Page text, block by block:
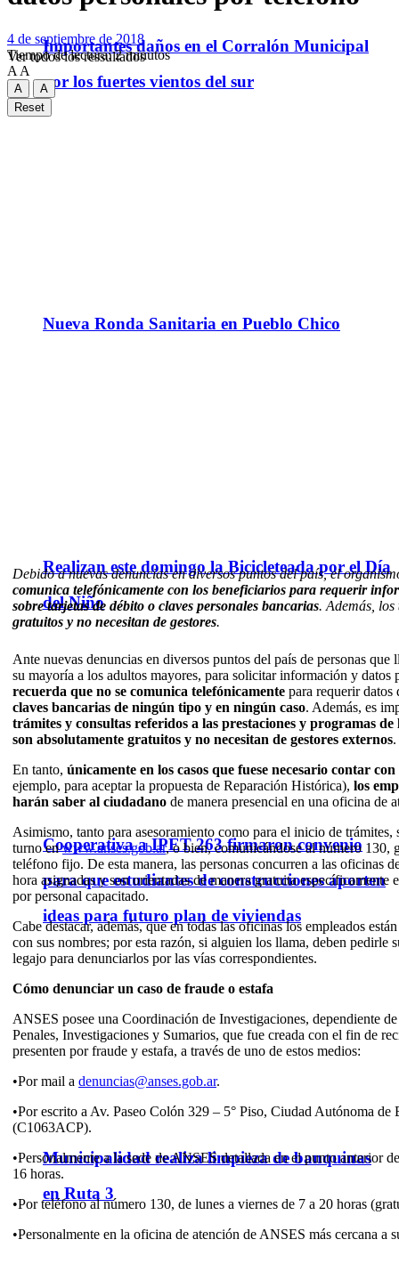
Importantes daños en el Corralón Municipal
por los fuertes vientos del sur
Nueva Ronda Sanitaria en Pueblo Chico
Realizan este domingo la Bicicleteada por el Día
del Niño
Cooperativa a IPET 263 firmaron convenio
para que estudiantes de construcciones aporten
ideas para futuro plan de viviendas
Municipalidad realiza limpieza de banquinas
en Ruta 3
Ver todos los ressultados
4 de septiembre de 2018
Tiempo de lectura: 2 minutos
A A
A
A
Reset
Debido a nuevas denuncias en diversos puntos del país, el
comunica telefónicamente con los beneficiarios para requerir
sobre tarjetas de débito o claves personales bancarias. Además, los
gratuitos y no necesitan de gestores.
Ante nuevas denuncias en diversos puntos del país de personas que
su mayoría a los adultos mayores, para solicitar información y datos
recuerda que no se comunica telefónicamente para requerir datos
claves bancarias de ningún tipo y en ningún caso. Además, es
trámites y consultas referidos a las prestaciones y programas
son absolutamente gratuitos y no necesitan de gestores externos.
En tanto, únicamente en los casos que fuese necesario contar
ejemplo, para aceptar la propuesta de Reparación Histórica), los
harán saber al ciudadano de manera presencial en una oficina de
Asimismo, tanto para asesoramiento como para el inicio de trámites,
turno enwww.anses.gob.ar, o bien, comunicándose al número 130,
teléfono fijo. De esta manera, las personas concurren a las oficinas
hora asignadas y son orientadas de manera gratuita específicamente
por personal capacitado.
Cabe destacar, además, que en todas las oficinas los empleados
con sus nombres; por esta razón, si alguien los llama, deben pedirle
legajo para denunciarlos por las vías correspondientes.
Cómo denunciar un caso de fraude o estafa
ANSES posee una Coordinación de Investigaciones, dependiente
Penales, Investigaciones y Sumarios, que fue creada con el fin de
presenten por fraude y estafa, a través de uno de estos medios:
•Por mail a denuncias@anses.gob.ar.
•Por escrito a Av. Paseo Colón 329 – 5° Piso, Ciudad Autónoma de
(C1063ACP).
•Personalmente a la sede de ANSES detallada en el punto anterior
16 horas.
•Por teléfono al número 130, de lunes a viernes de 7 a 20 horas
•Personalmente en la oficina de atención de ANSES más cercana a